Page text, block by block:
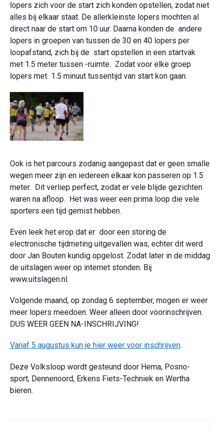
lopers zich voor de start zich konden opstellen, zodat niet
alles bij elkaar staat. De allerkleinste lopers mochten al
direct naar de start om 10 uur. Daarna konden de andere
lopers in groepen van tussen de 30 en 40 lopers per
loopafstand, zich bij de start opstellen in een startvak
met 1.5 meter tussen -ruimte. Zodat voor elke groep
lopers met 1.5 minuut tussentijd van start kon gaan.
Ook is het parcours zodanig aangepast dat er geen smalle
wegen meer zijn en iedereen elkaar kon passeren op 1.5
meter. Dit verliep perfect, zodat er vele blijde gezichten
waren na afloop. Het was weer een prima loop die vele
sporters een tijd gemist hebben.
Even leek het erop dat er door een storing de
electronische tijdmeting uitgevallen was, echter dit werd
door Jan Bouten kundig opgelost. Zodat later in de middag
de uitslagen weer op internet stonden. Bij
www.uitslagen.nl.
Volgende maand, op zondag 6 september, mogen er weer
meer lopers meedoen. Weer alleen door voorinschrijven.
DUS WEER GEEN NA-INSCHRIJVING!
Vanaf 5 augustus kun je hier weer voor inschrijven.
Deze Volksloop wordt gesteund door Hema, Posno-
sport, Dennenoord, Erkens Fiets-Techniek en Wertha
bieren.